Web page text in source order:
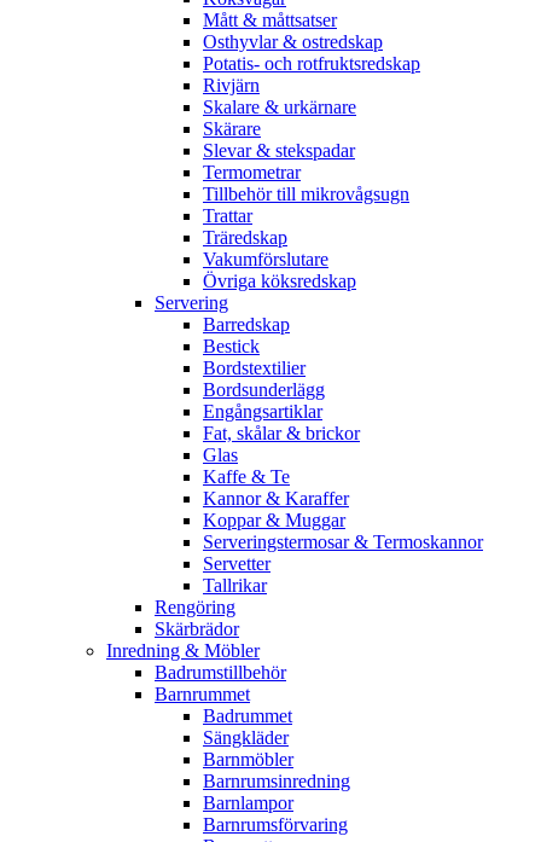
Mått & måttsatser
Osthyvlar & ostredskap
Potatis- och rotfruktsredskap
Rivjärn
Skalare & urkärnare
Skärare
Slevar & stekspadar
Termometrar
Tillbehör till mikrovågsugn
Trattar
Träredskap
Vakumförslutare
Övriga köksredskap
Servering
Barredskap
Bestick
Bordstextilier
Bordsunderlägg
Engångsartiklar
Fat, skålar & brickor
Glas
Kaffe & Te
Kannor & Karaffer
Koppar & Muggar
Serveringstermosar & Termoskannor
Servetter
Tallrikar
Rengöring
Skärbrädor
Inredning & Möbler
Badrumstillbehör
Barnrummet
Badrummet
Sängkläder
Barnmöbler
Barnrumsinredning
Barnlampor
Barnrumsförvaring